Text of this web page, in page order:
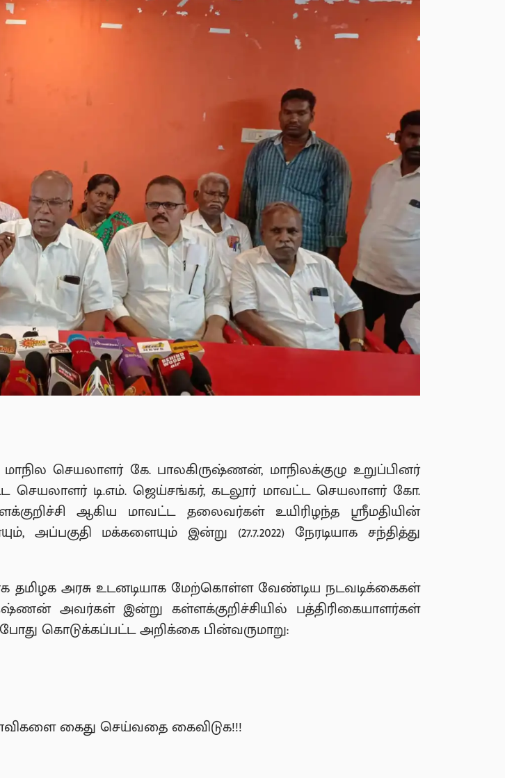
மாநில செயலாளர் கே. பாலகிருஷ்ணன், மாநிலக்குழு உறுப்பினர்
செயலாளர் டி.எம். ஜெய்சங்கர், கடலூர் மாவட்ட செயலாளர் கோ.
ஆகிய மாவட்ட தலைவர்கள் உயிரிழந்த ஸ்ரீமதியின்
மக்களையும் இன்று (27.7.2022) நேரடியாக சந்தித்து
தமிழக அரசு உடனடியாக மேற்கொள்ள வேண்டிய நடவடிக்கைகள்
அவர்கள் இன்று கள்ளக்குறிச்சியில் பத்திரிகையாளர்கள்
கொடுக்கப்பட்ட அறிக்கை பின்வருமாறு:
கைது செய்வதை கைவிடுக!!!